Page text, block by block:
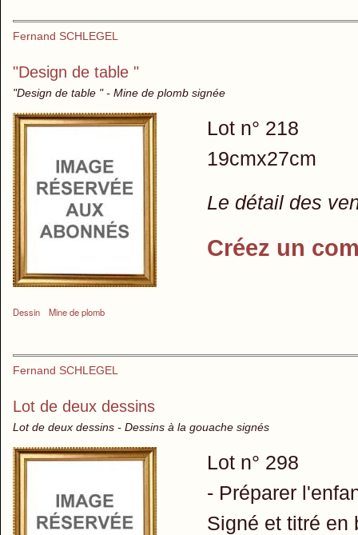
Fernand SCHLEGEL
"Design de table "
"Design de table " - Mine de plomb signée
Dessin Mine de plomb
Lot n° 218
19cmx27cm
Le détail des
Créez un
Fernand SCHLEGEL
Lot de deux dessins
Lot de deux dessins - Dessins à la gouache signés
Lot n° 298
- Préparer
Signé et titré en